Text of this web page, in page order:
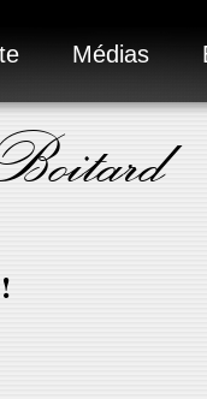
Médias